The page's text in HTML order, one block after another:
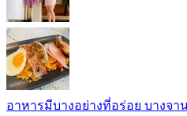
อาหารมีบางอย่างที่อร่อย บางจ